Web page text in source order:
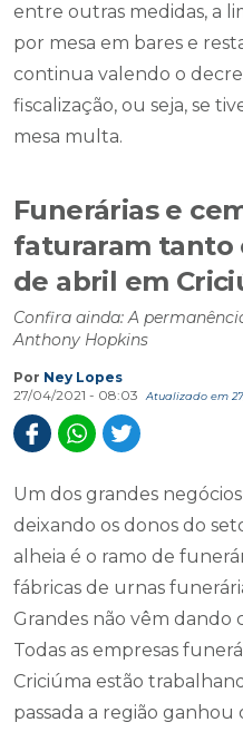
entre outras medidas, a
por mesa em bares e
continua valendo o
fiscalização, ou seja, se
mesa multa.
Funerárias e
faturaram tanto
de abril em
Confira ainda: A
Anthony Hopkins
Por Ney Lopes
27/04/2021 - 08:03
Atualizado em
Um dos grandes
deixando os donos do
alheia é o ramo de
fábricas de urnas
Grandes não vêm dando
Todas as empresas
Criciúma estão
passada a região